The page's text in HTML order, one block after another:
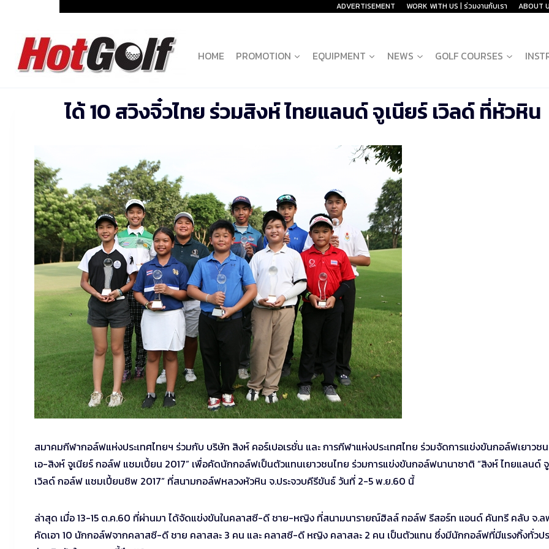
content
ADVERTISEMENT WORK WITH US | ร่วมงานกับเรา ABOUT
HOME PROMOTION EQUIPMENT NEWS GOLF COURSES
ได้ 10 สวิงจิ๋วไทย ร่วมสิงห์ ไทยแลนด์ จูเนียร์ เวิลด์ ที่หัวหิน
สมาคมกีฬากอล์ฟแห่งประเทศไทยฯ ร่วมกับ บริษัท สิงห์ คอร์เปอเรชั่น และ การกีฬาแห่งประเทศไทย ร่วมจัดการแข่งขันกอล์ฟเยาวช
เอ-สิงห์ จูเนียร์ กอล์ฟ แชมเปี้ยน 2017” เพื่อคัดนักกอล์ฟเป็นตัวแทนเยาวชนไทย ร่วมการแข่งขันกอล์ฟนานาชาติ “สิงห์ ไทยแลนด์
เวิลด์ กอล์ฟ แชมเปี้ยนชิพ 2017” ที่สนามกอล์ฟหลวงหัวหิน จ.ประจวบคีรีขันธ์ วันที่ 2-5 พ.ย.60 นี้
ล่าสุด เมื่อ 13-15 ต.ค.60 ที่ผ่านมา ได้จัดแข่งขันในคลาสซี-ดี ชาย-หญิง ที่สนามนารายณ์ฮิลล์ กอล์ฟ รีสอร์ท แอนด์ คันทรี คลับ จ.
คัดเอา 10 นักกอล์ฟจากคลาสซี-ดี ชาย คลาสละ 3 คน และ คลาสซี-ดี หญิง คลาสละ 2 คน เป็นตัวแทน ซึ่งมีนักกอล์ฟที่มีแรงกิ้งทั่วปร